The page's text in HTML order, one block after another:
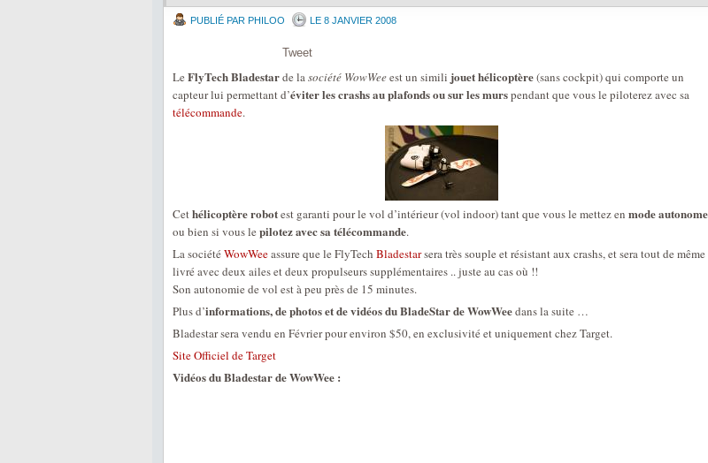
PUBLIÉ PAR PHILOO LE 8 JANVIER 2008
Tweet
Le FlyTech Bladestarde lasociété WowWeeest un simili jouet hélicoptère(sans cockpit) qui comporte un
capteur lui permettant d’éviter les crashs au plafonds ou sur les murspendant que vous le piloterez avec sa
télécommande.
Cethélicoptère robotest garanti pour le vol d’intérieur (vol indoor) tant que vous le mettez en mode autonome
ou bien si vous le pilotez avec sa télécommande.
La société WowWeeassure que le FlyTech Bladestarsera très souple et résistant aux crashs, et sera tout de même
livré avec deux ailes et deux propulseurs supplémentaires .. juste au cas où !!
Son autonomie de vol est à peu près de 15 minutes.
Plus d’informations, de photos et de vidéos du BladeStar de WowWeedans la suite …
Bladestar sera vendu en Février pour environ $50, en exclusivité et uniquement chez Target.
Site Officiel de Target
Vidéos du Bladestar de WowWee :